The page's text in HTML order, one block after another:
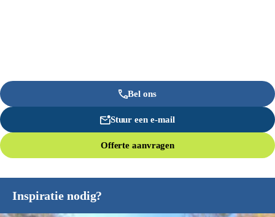
Bel ons
Stuur een e-mail
Offerte aanvragen
Inspiratie nodig?